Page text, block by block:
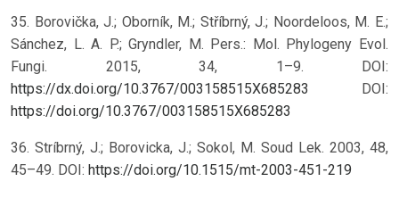
35. Borovička, J.; Oborník, M.; Stříbrný, J.; Noordeloos, M. E.;
Sánchez, L. A. P.; Gryndler, M. Pers.: Mol. Phylogeny Evol.
Fungi. 2015, 34, 1–9. DOI:
https://dx.doi.org/10.3767/003158515X685283
DOI:
https://doi.org/10.3767/003158515X685283
36. Stríbrný, J.; Borovicka, J.; Sokol, M. Soud Lek. 2003, 48,
45–49. DOI: https://doi.org/10.1515/mt-2003-451-219